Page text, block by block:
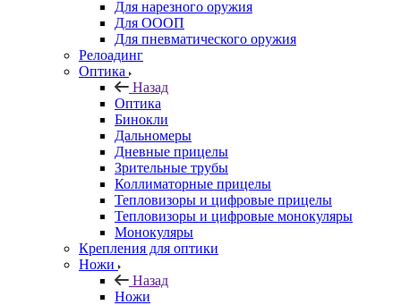
Для нарезного оружия
Для ОООП
Для пневматического оружия
Релоадинг
Оптика
Назад
Оптика
Бинокли
Дальномеры
Дневные прицелы
Зрительные трубы
Коллиматорные прицелы
Тепловизоры и цифровые прицелы
Тепловизоры и цифровые монокуляры
Монокуляры
Крепления для оптики
Ножи
Назад
Ножи